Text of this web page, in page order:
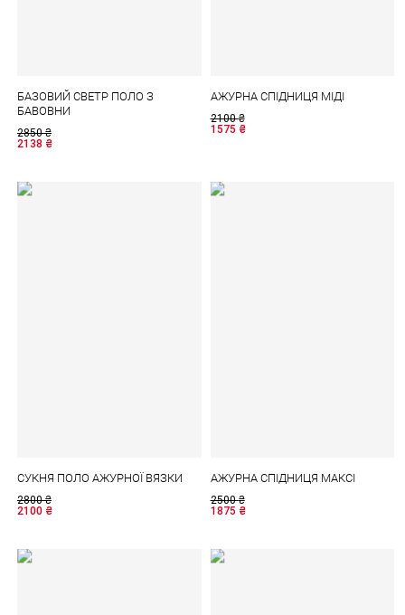
БАЗОВИЙ СВЕТР ПОЛО З
БАВОВНИ
2850₴
2138 ₴
АЖУРНА СПІДНИЦЯ МІДІ
2100₴
1575 ₴
СУКНЯ ПОЛО АЖУРНОЇ ВЯЗКИ
2800₴
2100 ₴
АЖУРНА СПІДНИЦЯ МАКСІ
2500₴
1875 ₴